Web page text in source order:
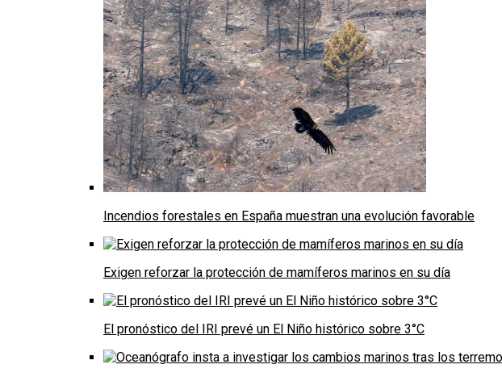
Incendios forestales en España muestran una evolución favorable
Exigen reforzar la protección de mamíferos marinos en su día
El pronóstico del IRI prevé un El Niño histórico sobre 3°C